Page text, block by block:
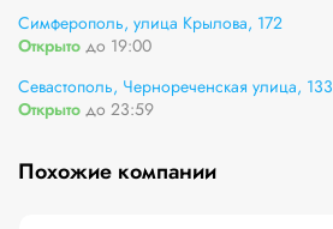
Симферополь, улица Крылова, 172
Открыто до 19:00
Севастополь, Чернореченская улица, 133
Открыто до 23:59
Похожие компании